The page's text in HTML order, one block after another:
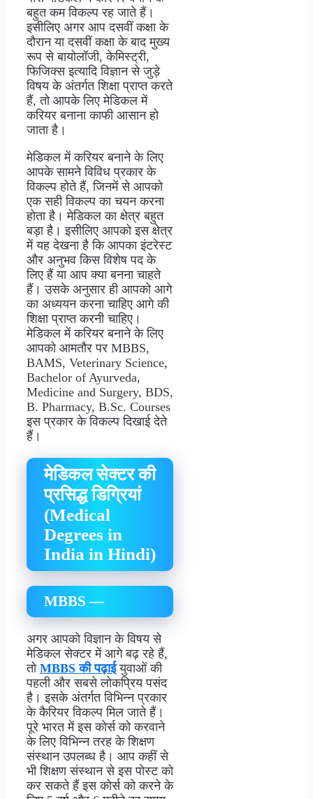
बहुत कम विकल्प रह जाते हैं।
इसीलिए अगर आप दसवीं कक्षा के
दौरान या दसवीं कक्षा के बाद मुख्य
रूप से बायोलॉजी, केमिस्ट्री,
फिजिक्स इत्यादि विज्ञान से जुड़े
विषय के अंतर्गत शिक्षा प्राप्त करते
हैं, तो आपके लिए मेडिकल में
करियर बनाना काफी आसान हो
जाता है।
मेडिकल में करियर बनाने के लिए
आपके सामने विविध प्रकार के
विकल्प होते हैं, जिनमें से आपको
एक सही विकल्प का चयन करना
होता है। मेडिकल का क्षेत्र बहुत
बड़ा है। इसीलिए आपको इस क्षेत्र
में यह देखना है कि आपका इंटरेस्ट
और अनुभव किस विशेष पद के
लिए हैं या आप क्या बनना चाहते
हैं। उसके अनुसार ही आपको आगे
का अध्ययन करना चाहिए आगे की
शिक्षा प्राप्त करनी चाहिए।
मेडिकल में करियर बनाने के लिए
आपको आमतौर पर MBBS,
BAMS, Veterinary Science,
Bachelor of Ayurveda,
Medicine and Surgery, BDS,
B. Pharmacy, B.Sc. Courses
इस प्रकार के विकल्प दिखाई देते
हैं।
मेडिकल सेक्टर की
प्रसिद्ध डिग्रियां
(Medical
Degrees in
India in Hindi)
MBBS —
अगर आपको विज्ञान के विषय से
मेडिकल सेक्टर में आगे बढ़ रहे हैं,
तो MBBS की पढ़ाईयुवाओं की
पहली और सबसे लोकप्रिय पसंद
है। इसके अंतर्गत विभिन्न प्रकार
के कैरियर विकल्प मिल जाते हैं।
पूरे भारत में इस कोर्स को करवाने
के लिए विभिन्न तरह के शिक्षण
संस्थान उपलब्ध है। आप कहीं से
भी शिक्षण संस्थान से इस पोस्ट को
कर सकते हैं इस कोर्स को करने के